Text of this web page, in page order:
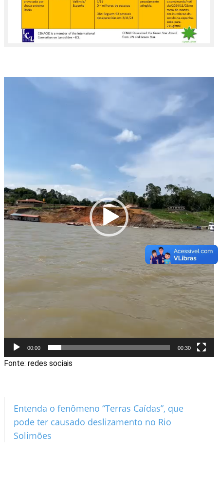
00:00 00:30
Fonte: redes sociais
Entenda o fenômeno “Terras Caídas”, que
pode ter causado deslizamento no Rio
Solimões